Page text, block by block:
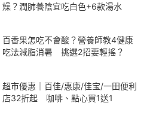
燥？潤肺養陰宜吃白色+6款湯水
百香果怎吃不會酸？營養師教4健康
吃法減脂消暑 挑選2招要輕搖？
超市優惠｜百佳/惠康/佳宝/一田便利
店32折起 咖啡、點心買1送1